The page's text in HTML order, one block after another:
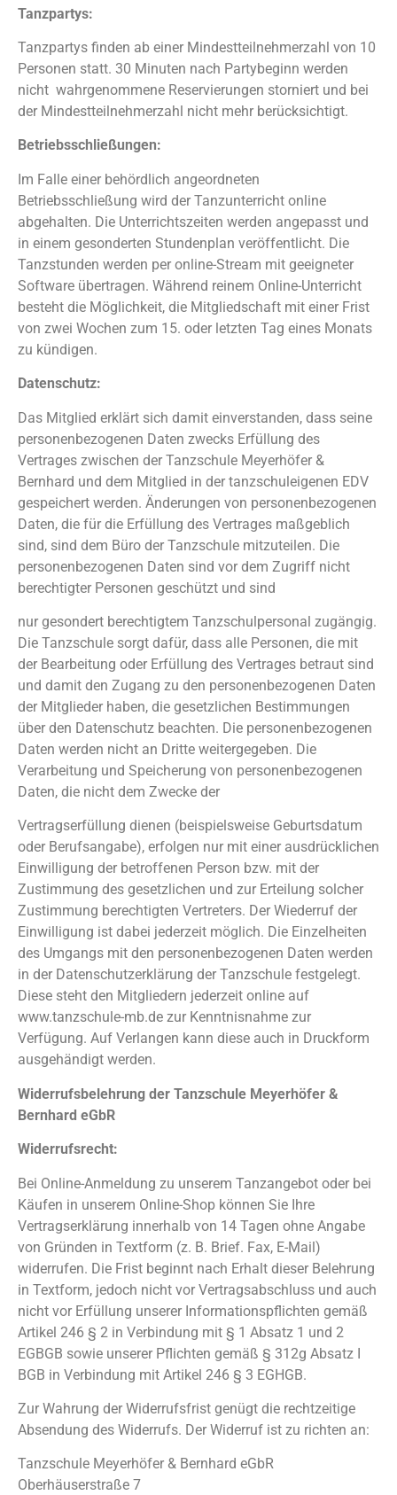
Tanzpartys:
Tanzpartys finden ab einer Mindestteilnehmerzahl von 10
Personen statt. 30 Minuten nach Partybeginn werden
nicht wahrgenommene Reservierungen storniert und bei
der Mindestteilnehmerzahl nicht mehr berücksichtigt.
Betriebsschließungen:
Im Falle einer behördlich angeordneten
Betriebsschließung wird der Tanzunterricht online
abgehalten. Die Unterrichtszeiten werden angepasst und
in einem gesonderten Stundenplan veröffentlicht. Die
Tanzstunden werden per online-Stream mit geeigneter
Software übertragen. Während reinem Online-Unterricht
besteht die Möglichkeit, die Mitgliedschaft mit einer Frist
von zwei Wochen zum 15. oder letzten Tag eines Monats
zu kündigen.
Datenschutz:
Das Mitglied erklärt sich damit einverstanden, dass seine
personenbezogenen Daten zwecks Erfüllung des
Vertrages zwischen der Tanzschule Meyerhöfer &
Bernhard und dem Mitglied in der tanzschuleigenen EDV
gespeichert werden. Änderungen von personenbezogenen
Daten, die für die Erfüllung des Vertrages maßgeblich
sind, sind dem Büro der Tanzschule mitzuteilen. Die
personenbezogenen Daten sind vor dem Zugriff nicht
berechtigter Personen geschützt und sind
nur gesondert berechtigtem Tanzschulpersonal zugängig.
Die Tanzschule sorgt dafür, dass alle Personen, die mit
der Bearbeitung oder Erfüllung des Vertrages betraut sind
und damit den Zugang zu den personenbezogenen Daten
der Mitglieder haben, die gesetzlichen Bestimmungen
über den Datenschutz beachten. Die personenbezogenen
Daten werden nicht an Dritte weitergegeben. Die
Verarbeitung und Speicherung von personenbezogenen
Daten, die nicht dem Zwecke der
Vertragserfüllung dienen (beispielsweise Geburtsdatum
oder Berufsangabe), erfolgen nur mit einer ausdrücklichen
Einwilligung der betroffenen Person bzw. mit der
Zustimmung des gesetzlichen und zur Erteilung solcher
Zustimmung berechtigten Vertreters. Der Wiederruf der
Einwilligung ist dabei jederzeit möglich. Die Einzelheiten
des Umgangs mit den personenbezogenen Daten werden
in der Datenschutzerklärung der Tanzschule festgelegt.
Diese steht den Mitgliedern jederzeit online auf
www.tanzschule-mb.de zur Kenntnisnahme zur
Verfügung. Auf Verlangen kann diese auch in Druckform
ausgehändigt werden.
Widerrufsbelehrung der Tanzschule Meyerhöfer &
Bernhard eGbR
Widerrufsrecht:
Bei Online-Anmeldung zu unserem Tanzangebot oder bei
Käufen in unserem Online-Shop können Sie Ihre
Vertragserklärung innerhalb von 14 Tagen ohne Angabe
von Gründen in Textform (z. B. Brief. Fax, E-Mail)
widerrufen. Die Frist beginnt nach Erhalt dieser Belehrung
in Textform, jedoch nicht vor Vertragsabschluss und auch
nicht vor Erfüllung unserer Informationspflichten gemäß
Artikel 246 § 2 in Verbindung mit § 1 Absatz 1 und 2
EGBGB sowie unserer Pflichten gemäß § 312g Absatz I
BGB in Verbindung mit Artikel 246 § 3 EGHGB.
Zur Wahrung der Widerrufsfrist genügt die rechtzeitige
Absendung des Widerrufs. Der Widerruf ist zu richten an:
Tanzschule Meyerhöfer & Bernhard eGbR
Oberhäuserstraße 7